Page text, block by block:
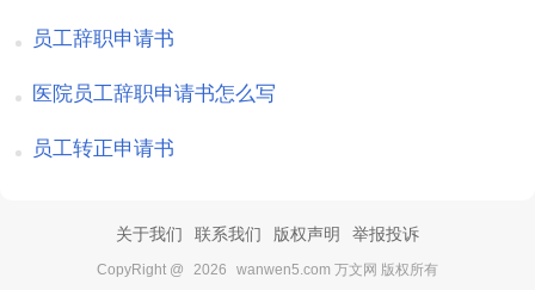
员工辞职申请书
医院员工辞职申请书怎么写
员工转正申请书
关于我们 联系我们 版权声明 举报投诉
CopyRight @ 2026 wanwen5.com 万文网 版权所有